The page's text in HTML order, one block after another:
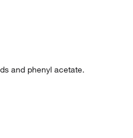
and phenyl acetate.